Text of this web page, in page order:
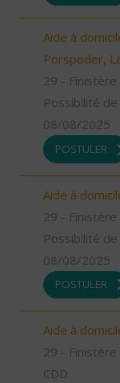
Aide à
Porspoder,
29 - Finistère
Possibilité de
08/08/2025
POSTULER
Aide à
29 - Finistère
Possibilité de
08/08/2025
POSTULER
Aide à
29 - Finistère
CDD